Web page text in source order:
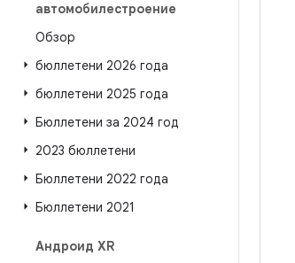
автомобилестроение
Обзор
бюллетени 2026 года
бюллетени 2025 года
Бюллетени за 2024 год
2023 бюллетени
Бюллетени 2022 года
Бюллетени 2021
Андроид XR